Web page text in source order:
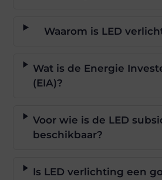
Waarom is LED
Wat is de Energie
(EIA)?
Voor wie is de LED
beschikbaar?
Is LED verlichting een